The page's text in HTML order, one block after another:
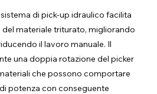
sistema di pick-up idraulico facilita
materiale triturato, migliorando
il lavoro manuale. Il
una doppia rotazione del picker
che possono comportare
potenza con conseguente